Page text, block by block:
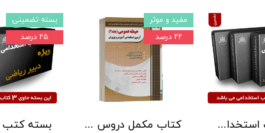
بسته تضمینی
۲۵ درصد
کتاب مکمل دروس حیطه عمومی ویژه آزمون استخدامی آموزش و پرورش 1405 نشر چهارخونه
مفید و موثر
۲۲ درصد
بسته کتب استخدامی دبیری علوم تجربی - شیمی آزمون آموزش و پرورش 1405